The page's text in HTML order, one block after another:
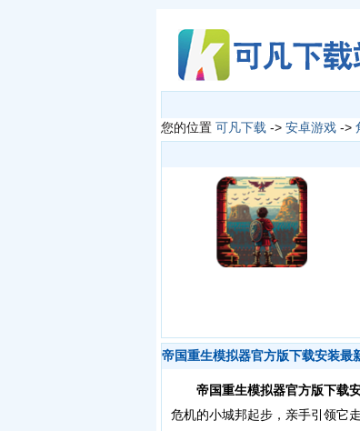
您的位置 可凡下载 -> 安卓游戏 ->
帝国重生模拟器官方版下载安装最
帝国重生模拟器官方版下载
危机的小城邦起步，亲手引领它